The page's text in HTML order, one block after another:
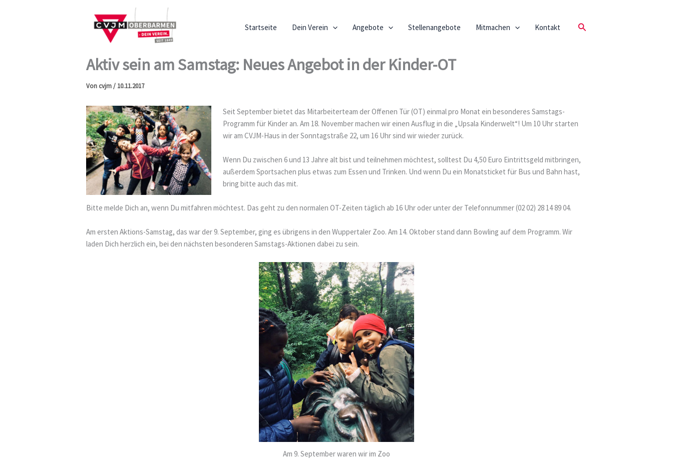
Startseite Dein Verein Angebote Stellenangebote Mitmachen Kontakt Suchen
Aktiv sein am Samstag: Neues Angebot in der Kinder-OT
Von cvjm/ 10.11.2017
Seit September bietet das Mitarbeiterteam der Offenen Tür (OT) einmal pro Monat ein besonderes Samstags-
Programm für Kinder an. Am 18. November machen wir einen Ausflug in die „Upsala Kinderwelt“! Um 10 Uhr starten
wir am CVJM-Haus in der Sonntagstraße 22, um 16 Uhr sind wir wieder zurück.
Wenn Du zwischen 6 und 13 Jahre alt bist und teilnehmen möchtest, solltest Du 4,50 Euro Eintrittsgeld mitbringen,
außerdem Sportsachen plus etwas zum Essen und Trinken. Und wenn Du ein Monatsticket für Bus und Bahn hast,
bring bitte auch das mit.
Bitte melde Dich an, wenn Du mitfahren möchtest. Das geht zu den normalen OT-Zeiten täglich ab 16 Uhr oder unter der Telefonnummer (02 02) 28 14 89 04.
Am ersten Aktions-Samstag, das war der 9. September, ging es übrigens in den Wuppertaler Zoo. Am 14. Oktober stand dann Bowling auf dem Programm. Wir
laden Dich herzlich ein, bei den nächsten besonderen Samstags-Aktionen dabei zu sein.
Am 9. September waren wir im Zoo